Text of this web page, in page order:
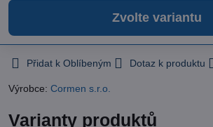
Zvolte variantu
Přidat k Oblíbeným Dotaz k produktu
Výrobce: Cormen s.r.o.
Varianty produktů